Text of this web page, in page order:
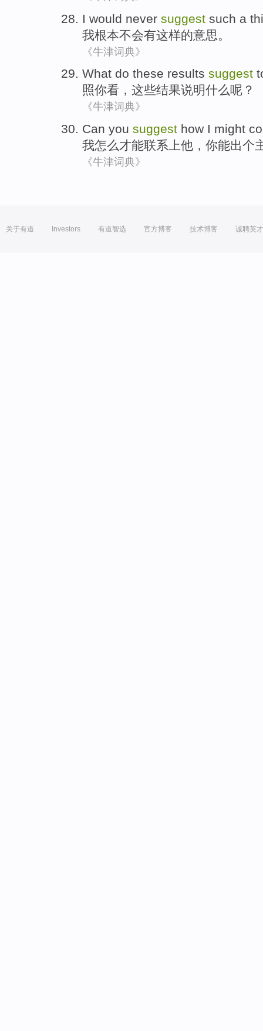
I would never suggest such a
我根本不会有这样的意思。
《牛津词典》
What do these results suggest
照你看， 这些结果说明什么呢？
《牛津词典》
Can you suggest how I might
我怎么才能联系上他 ， 你能出个
《牛津词典》
关于有道 Investors 有道智选 官方博客 技术博客 诚聘英才